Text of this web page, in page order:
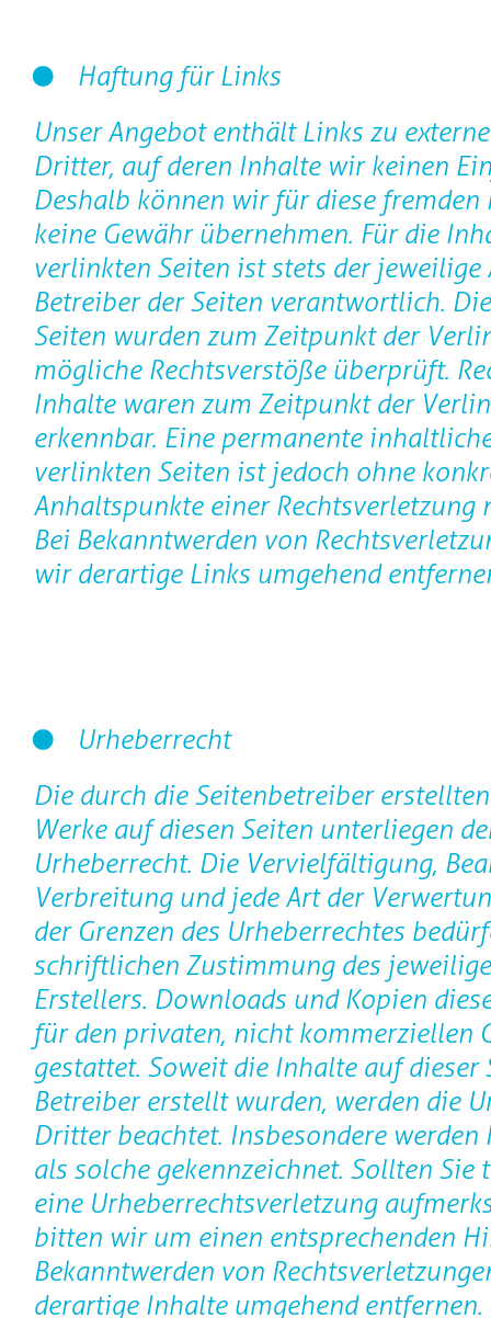
Haftung für Links
Unser Angebot enthält Links zu
Dritter, auf deren Inhalte wir keinen
Deshalb können wir für diese fremden
keine Gewähr übernehmen. Für die
verlinkten Seiten ist stets der jeweilige
Betreiber der Seiten verantwortlich.
Seiten wurden zum Zeitpunkt der
mögliche Rechtsverstöße überprüft.
Inhalte waren zum Zeitpunkt der
erkennbar. Eine permanente
verlinkten Seiten ist jedoch ohne
Anhaltspunkte einer Rechtsverletzung
Bei Bekanntwerden von
wir derartige Links umgehend
Urheberrecht
Die durch die Seitenbetreiber
Werke auf diesen Seiten unterliegen
Urheberrecht. Die Vervielfältigung,
Verbreitung und jede Art der
der Grenzen des Urheberrechtes
schriftlichen Zustimmung des
Erstellers. Downloads und Kopien
für den privaten, nicht kommerziellen
gestattet. Soweit die Inhalte auf dieser
Betreiber erstellt wurden, werden die
Dritter beachtet. Insbesondere
als solche gekennzeichnet. Sollten Sie
eine Urheberrechtsverletzung
bitten wir um einen entsprechenden
Bekanntwerden von
derartige Inhalte umgehend entfernen.